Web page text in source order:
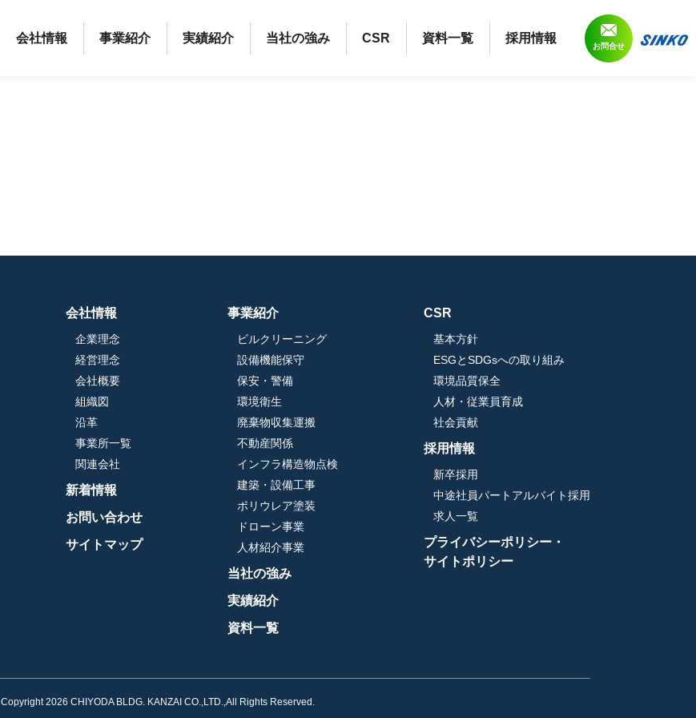
会社情報 事業紹介 実績紹介 当社の強み CSR 資料一覧 採用情報
お問合せ
会社情報
企業理念
経営理念
会社概要
組織図
沿革
事業所一覧
関連会社
新着情報
お問い合わせ
サイトマップ
事業紹介
ビルクリーニング
設備機能保守
保安・警備
環境衛生
廃棄物収集運搬
不動産関係
インフラ構造物点検
建築・設備工事
ポリウレア塗装
ドローン事業
人材紹介事業
当社の強み
実績紹介
資料一覧
CSR
基本方針
ESGとSDGsへの取り組み
環境品質保全
人材・従業員育成
社会貢献
採用情報
新卒採用
中途社員パートアルバイト採用
求人一覧
プライバシーポリシー・
サイトポリシー
Copyright 2026 CHIYODA BLDG. KANZAI CO.,LTD.,All Rights Reserved.